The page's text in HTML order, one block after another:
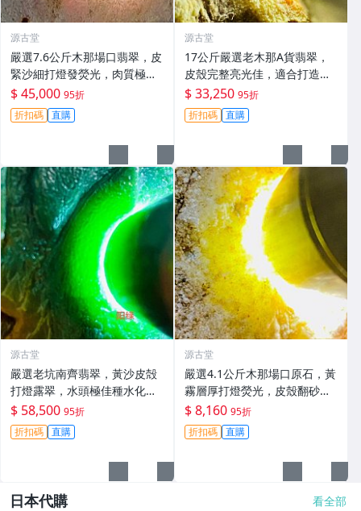
源古堂
嚴選7.6公斤木那場口翡翠，皮
緊沙細打燈發熒光，肉質極致
細膩重量壓手，適合打造手
鐲，尤其推薦春帶彩款式，可
玩性超高#翡翠 #天然翡翠 #A
$ 45,000 95折
折扣碼 直購
源古堂
17公斤嚴選老木那A貨翡翠，
皮殼完整亮光佳，適合打造精
品手鐲#翡翠 #老木那 #A貨翡
翠
$ 33,250 95折
折扣碼 直購
源古堂
嚴選老坑南齊翡翠，黃沙皮殻
打燈露翠，水頭極佳種水化
開，形體端正壓手感強，起貨
率高色辣色陽 滿色滿綠 直接收
藏 翡翠 翡翠玉石 A貨翡翠
$ 58,500 95折
折扣碼 直購
源古堂
嚴選4.1公斤木那場口原石，黃
霧層厚打燈熒光，皮殼翻砂均
勻，肉細種老水頭佳，適合手
鐲制作 天然A貨翡翠 翡翠原石
A貨翡翠
$ 8,160 95折
折扣碼 直購
日本代購 看全部